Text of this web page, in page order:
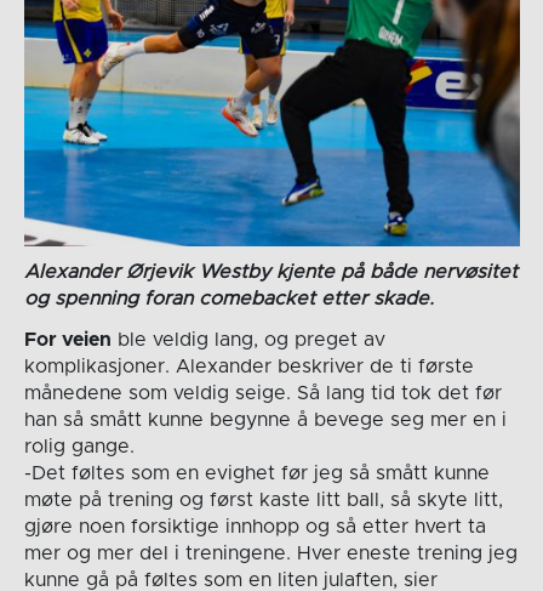
Alexander Ørjevik Westby kjente på både nervøsitet
og spenning foran comebacket etter skade.
For veien ble veldig lang, og preget av
komplikasjoner. Alexander beskriver de ti første
månedene som veldig seige. Så lang tid tok det før
han så smått kunne begynne å bevege seg mer en i
rolig gange.
-Det føltes som en evighet før jeg så smått kunne
møte på trening og først kaste litt ball, så skyte litt,
gjøre noen forsiktige innhopp og så etter hvert ta
mer og mer del i treningene. Hver eneste trening jeg
kunne gå på føltes som en liten julaften, sier